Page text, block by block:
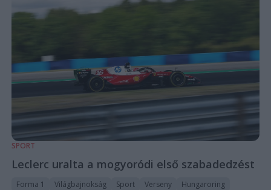
SPORT
Leclerc uralta a mogyoródi első szabadedzést
Forma 1 Világbajnokság Sport Verseny Hungaroring